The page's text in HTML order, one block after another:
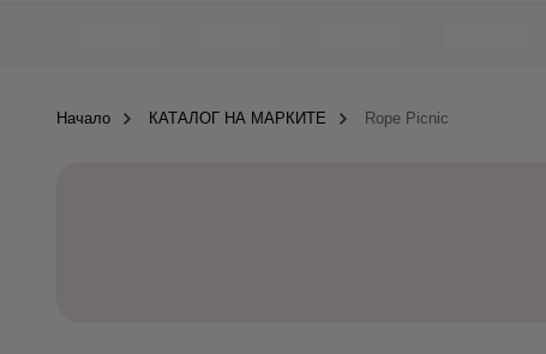
Начало КАТАЛОГ НА МАРКИТЕ Rope Picnic